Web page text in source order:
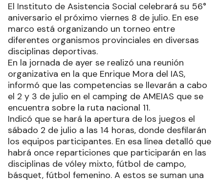
El Instituto de Asistencia Social celebrará su 56°
aniversario el próximo viernes 8 de julio. En ese
marco está organizando un torneo entre
diferentes organismos provinciales en diversas
disciplinas deportivas.
En la jornada de ayer se realizó una reunión
organizativa en la que Enrique Mora del IAS,
informó que las competencias se llevarán a cabo
el 2 y 3 de julio en el camping de AMEIAS que se
encuentra sobre la ruta nacional 11.
Indicó que se hará la apertura de los juegos el
sábado 2 de julio a las 14 horas, donde desfilarán
los equipos participantes. En esa línea detalló que
habrá once reparticiones que participarán en las
disciplinas de vóley mixto, fútbol de campo,
básquet, fútbol femenino. A estos se suman una